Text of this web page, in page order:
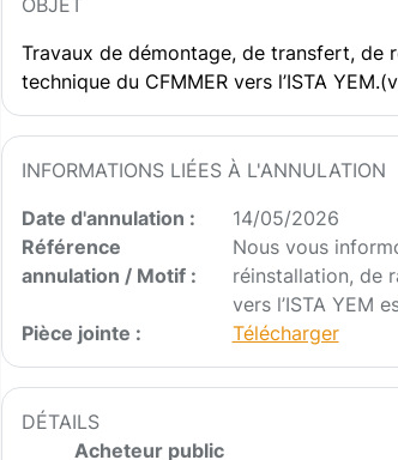
Travaux de démontage, de transfert, de
technique du CFMMER vers l’ISTA
INFORMATIONS LIÉES À L'ANNULATION
Date d'annulation :
14/05/2026
Référence
annulation / Motif :
Nous vous
réinstallation, de
vers l’ISTA YEM
Pièce jointe :
Télécharger
DÉTAILS
Acheteur public